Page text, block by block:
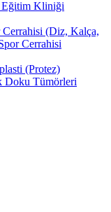
Eğitim Kliniği
(Diz, Kalça,
Cerrahisi
(Protez)
Doku Tümörleri